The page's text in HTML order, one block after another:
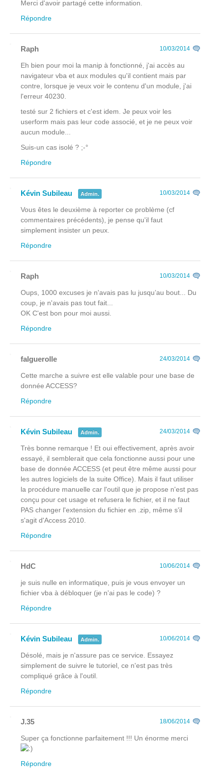
Merci d'avoir partagé cette information.
Répondre
Raph 10/03/2014
Eh bien pour moi la manip à fonctionné, j'ai accès au
navigateur vba et aux modules qu'il contient mais par
contre, lorsque je veux voir le contenu d'un module, j'ai
l'erreur 40230.
testé sur 2 fichiers et c'est idem. Je peux voir les
userform mais pas leur code associé, et je ne peux voir
aucun module...
Suis-un cas isolé ? ;-°
Répondre
Kévin Subileau Admin. 10/03/2014
Vous êtes le deuxième à reporter ce problème (cf
commentaires précédents), je pense qu'il faut
simplement insister un peux.
Répondre
Raph 10/03/2014
Oups, 1000 excuses je n'avais pas lu jusqu’au bout... Du
coup, je n'avais pas tout fait...
OK C'est bon pour moi aussi.
Répondre
falguerolle 24/03/2014
Cette marche a suivre est elle valable pour une base de
donnée ACCESS?
Répondre
Kévin Subileau Admin. 24/03/2014
Très bonne remarque ! Et oui effectivement, après avoir
essayé, il semblerait que cela fonctionne aussi pour une
base de donnée ACCESS (et peut être même aussi pour
les autres logiciels de la suite Office). Mais il faut utiliser
la procédure manuelle car l'outil que je propose n'est pas
conçu pour cet usage et refusera le fichier, et il ne faut
PAS changer l'extension du fichier en .zip, même s'il
s'agit d'Access 2010.
Répondre
HdC 10/06/2014
je suis nulle en informatique, puis je vous envoyer un
fichier vba à débloquer (je n'ai pas le code) ?
Répondre
Kévin Subileau Admin. 10/06/2014
Désolé, mais je n'assure pas ce service. Essayez
simplement de suivre le tutoriel, ce n'est pas très
compliqué grâce à l'outil.
Répondre
J.35 18/06/2014
Super ça fonctionne parfaitement !!! Un énorme merci
Répondre